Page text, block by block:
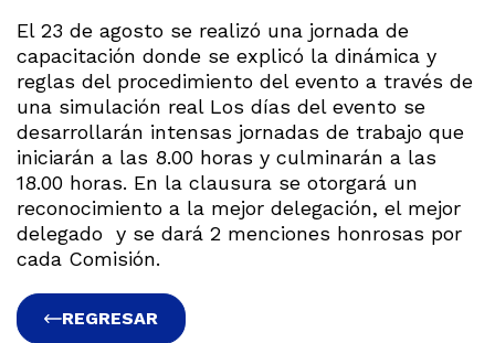
El 23 de agosto se realizó una jornada de
capacitación donde se explicó la dinámica y
reglas del procedimiento del evento a través de
una simulación real Los días del evento se
desarrollarán intensas jornadas de trabajo que
iniciarán a las 8.00 horas y culminarán a las
18.00 horas. En la clausura se otorgará un
reconocimiento a la mejor delegación, el mejor
delegado y se dará 2 menciones honrosas por
cada Comisión.
REGRESAR